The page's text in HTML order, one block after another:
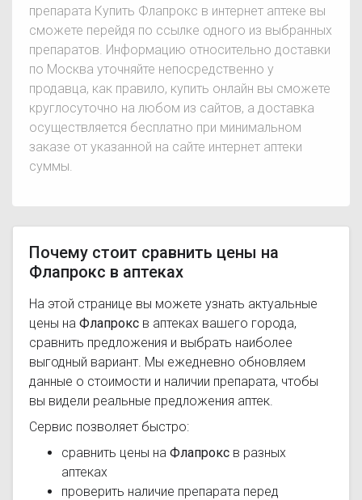
препарата Купить Флапрокс в интернет аптеке вы
сможете перейдя по ссылке одного из выбранных
препаратов. Информацию относительно доставки
по Москва уточняйте непосредственно у
продавца, как правило, купить онлайн вы сможете
круглосуточно на любом из сайтов, а доставка
осуществляется бесплатно при минимальном
заказе от указанной на сайте интернет аптеки
суммы.
Почему стоит сравнить цены на
Флапрокс в аптеках
На этой странице вы можете узнать актуальные
цены на Флапрокс в аптеках вашего города,
сравнить предложения и выбрать наиболее
выгодный вариант. Мы ежедневно обновляем
данные о стоимости и наличии препарата, чтобы
вы видели реальные предложения аптек.
Сервис позволяет быстро:
сравнить цены на Флапрокс в разных
аптеках
проверить наличие препарата перед